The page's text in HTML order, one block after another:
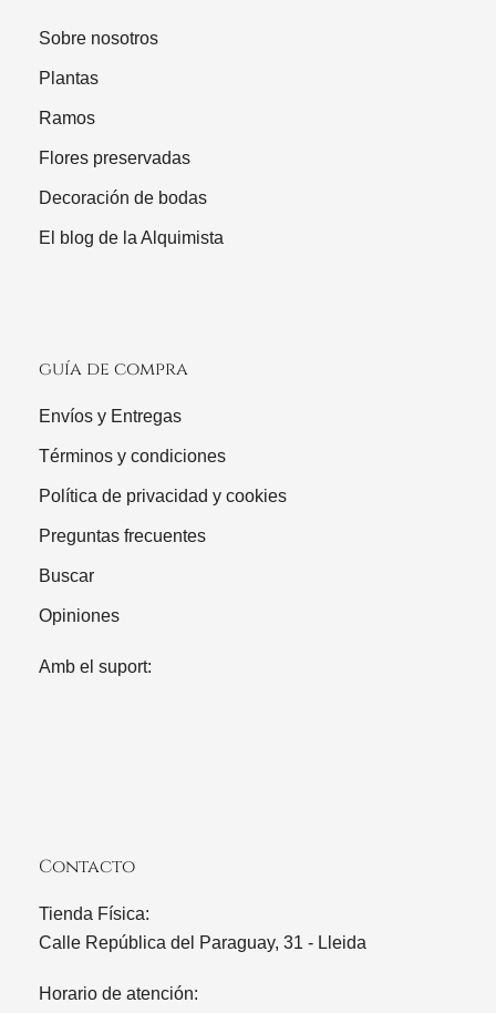
Sobre nosotros
Plantas
Ramos
Flores preservadas
Decoración de bodas
El blog de la Alquimista
guía de compra
Envíos y Entregas
Términos y condiciones
Política de privacidad y cookies
Preguntas frecuentes
Buscar
Opiniones
Amb el suport:
Contacto
Tienda Física:
Calle República del Paraguay, 31 - Lleida
Horario de atención: